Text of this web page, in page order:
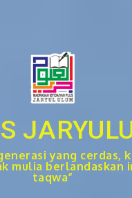
yang cerdas,
mulia berlandaskan
taqwa”